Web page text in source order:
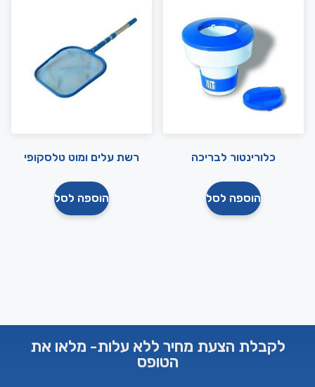
כלורינטור לבריכה
הוספה לסל
רשת עלים ומוט טלסקופי
הוספה לסל
לקבלת הצעת מחיר ללא עלות- מלאו את
הטופס